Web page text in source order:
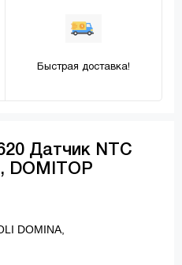
Быстрая доставка!
Датчик NTC
DOMITOP
DOMINA,